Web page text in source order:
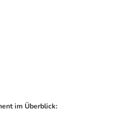
im Überblick: